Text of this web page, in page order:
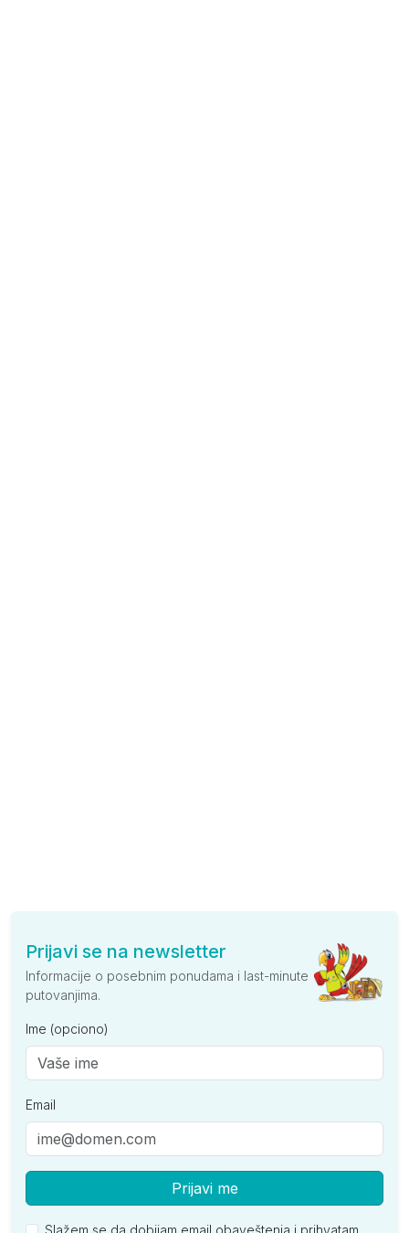
Prijavi se na newsletter
Informacije o posebnim ponudama i last-minute
putovanjima.
Ime (opciono)
Email
Prijavi me
Slažem se da dobijam email obaveštenja i prihvatam